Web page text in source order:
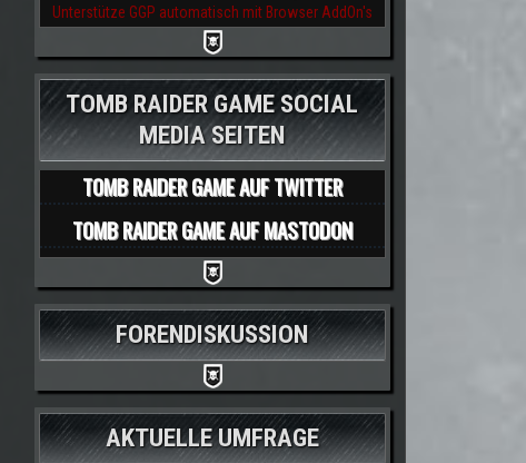
Unterstütze GGP automatisch mit Browser AddOn's
TOMB RAIDER GAME SOCIAL
MEDIA SEITEN
TOMB RAIDER GAME AUF TWITTER
TOMB RAIDER GAME AUF MASTODON
FORENDISKUSSION
AKTUELLE UMFRAGE